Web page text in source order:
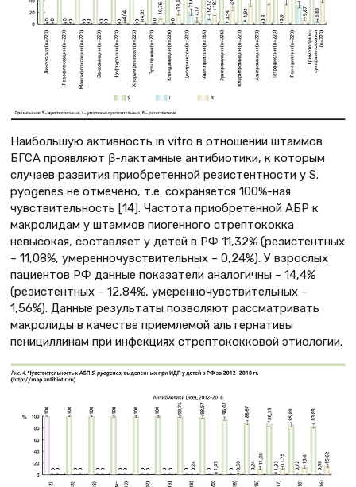
Наибольшую активность in vitro в отношении штаммов
БГСА проявляют β-лактамные антибиотики, к которым
случаев развития приобретенной резистентности у S.
рyogenes не отмечено, т.е. сохраняется 100%-ная
чувствительность [14]. Частота приобретенной АБР к
макролидам у штаммов пиогенного стрептококка
невысокая, составляет у детей в РФ 11,32% (резистентных
– 11,08%, умеренночувствительных – 0,24%). У взрослых
пациентов РФ данные показатели аналогичны – 14,4%
(резистентных – 12,84%, умеренночувствительных –
1,56%). Данные результаты позволяют рассматривать
макролиды в качестве приемлемой альтернативы
пенициллинам при инфекциях стрептококковой этиологии.